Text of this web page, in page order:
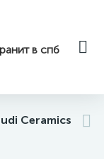
в спб
Ceramics